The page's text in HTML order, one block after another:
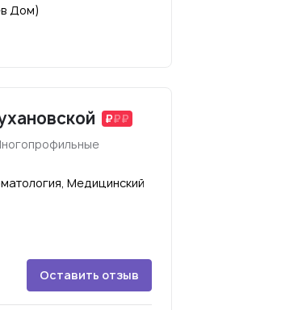
Дом)
Медицинский
Оставить отзыв